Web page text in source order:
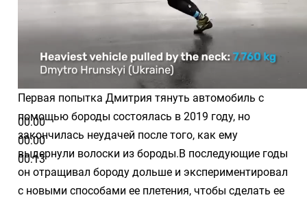
00:00
00:00
00:13
Первая попытка Дмитрия тянуть автомобиль с
помощью бороды состоялась в 2019 году, но
закончилась неудачей после того, как ему
выдернули волоски из бороды.В последующие годы
он отращивал бороду дольше и экспериментировал
с новыми способами ее плетения, чтобы сделать ее